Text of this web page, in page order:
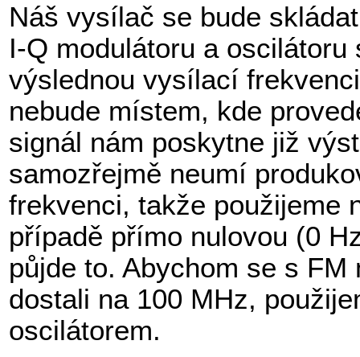
Náš vysílač se bude
I-Q modulátoru a
výslednou vysílací
nebude místem, kde
signál nám poskytne již
samozřejmě neumí
frekvenci, takže použijeme
případě přímo nulovou (0
půjde to. Abychom se s
dostali na 100 MHz,
oscilátorem.